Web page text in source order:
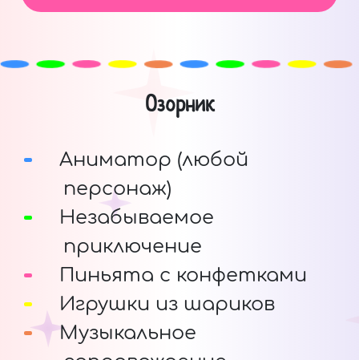
Озорник
Аниматор (любой
персонаж)
Незабываемое
приключение
Пиньята с конфетками
Игрушки из шариков
Музыкальное